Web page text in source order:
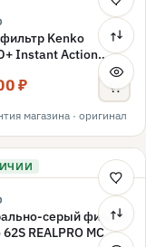
Kenko
Instant Action
NDX3-450+C-PL
плотности
₽
магазина · оригинал
серый фильтр
REALPRO MC